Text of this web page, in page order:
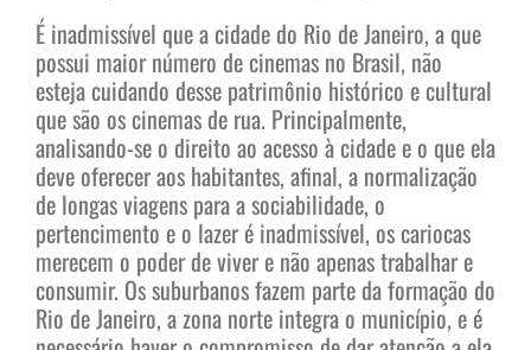
É inadmissível que a cidade do Rio de Janeiro, a que
possui maior número de cinemas no Brasil, não
esteja cuidando desse patrimônio histórico e cultural
que são os cinemas de rua. Principalmente,
analisando-se o direito ao acesso à cidade e o que ela
deve oferecer aos habitantes, afinal, a normalização
de longas viagens para a sociabilidade, o
pertencimento e o lazer é inadmissível, os cariocas
merecem o poder de viver e não apenas trabalhar e
consumir. Os suburbanos fazem parte da formação do
Rio de Janeiro, a zona norte integra o município, e é